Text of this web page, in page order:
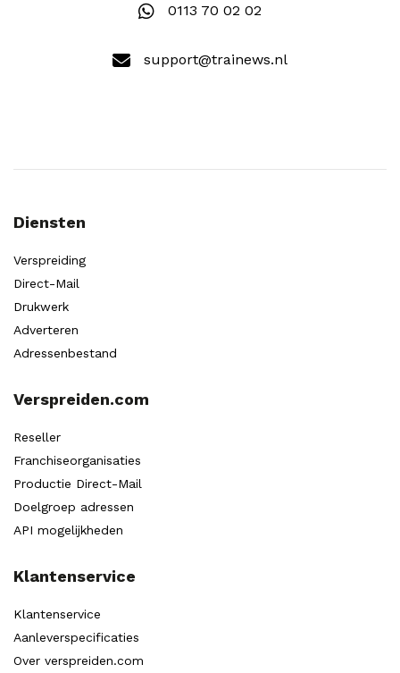
0113 70 02 02
support@trainews.nl
Diensten
Verspreiding
Direct-Mail
Drukwerk
Adverteren
Adressenbestand
Verspreiden.com
Reseller
Franchiseorganisaties
Productie Direct-Mail
Doelgroep adressen
API mogelijkheden
Klantenservice
Klantenservice
Aanleverspecificaties
Over verspreiden.com